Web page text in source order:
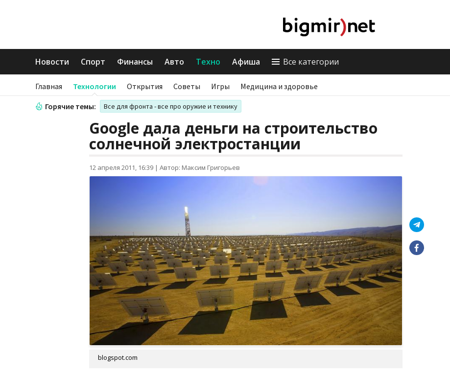
Новости Спорт Финансы Авто Техно Афиша Все категории
Главная Технологии Открытия Советы Игры Медицина и здоровье
Горячие темы: Все для фронта - все про оружие и технику
Google дала деньги на строительство
солнечной электростанции
12 апреля 2011, 16:39 | Автор: Максим Григорьев
blogspot.com